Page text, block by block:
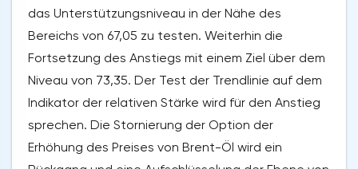
das Unterstützungsniveau in der Nähe des
Bereichs von 67,05 zu testen. Weiterhin die
Fortsetzung des Anstiegs mit einem Ziel über dem
Niveau von 73,35. Der Test der Trendlinie auf dem
Indikator der relativen Stärke wird für den Anstieg
sprechen. Die Stornierung der Option der
Erhöhung des Preises von Brent-Öl wird ein